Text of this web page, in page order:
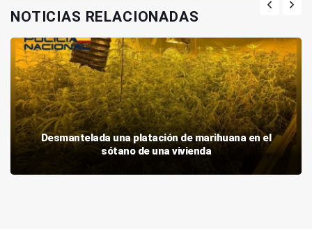
NOTICIAS RELACIONADAS
Desmantelada una platación de marihuana en el
sótano de una vivienda